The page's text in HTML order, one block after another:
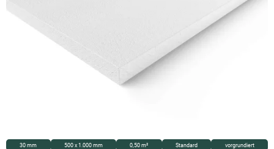
30 mm 500 x 1.000 mm 0,50 m² Standard vorgrundiert